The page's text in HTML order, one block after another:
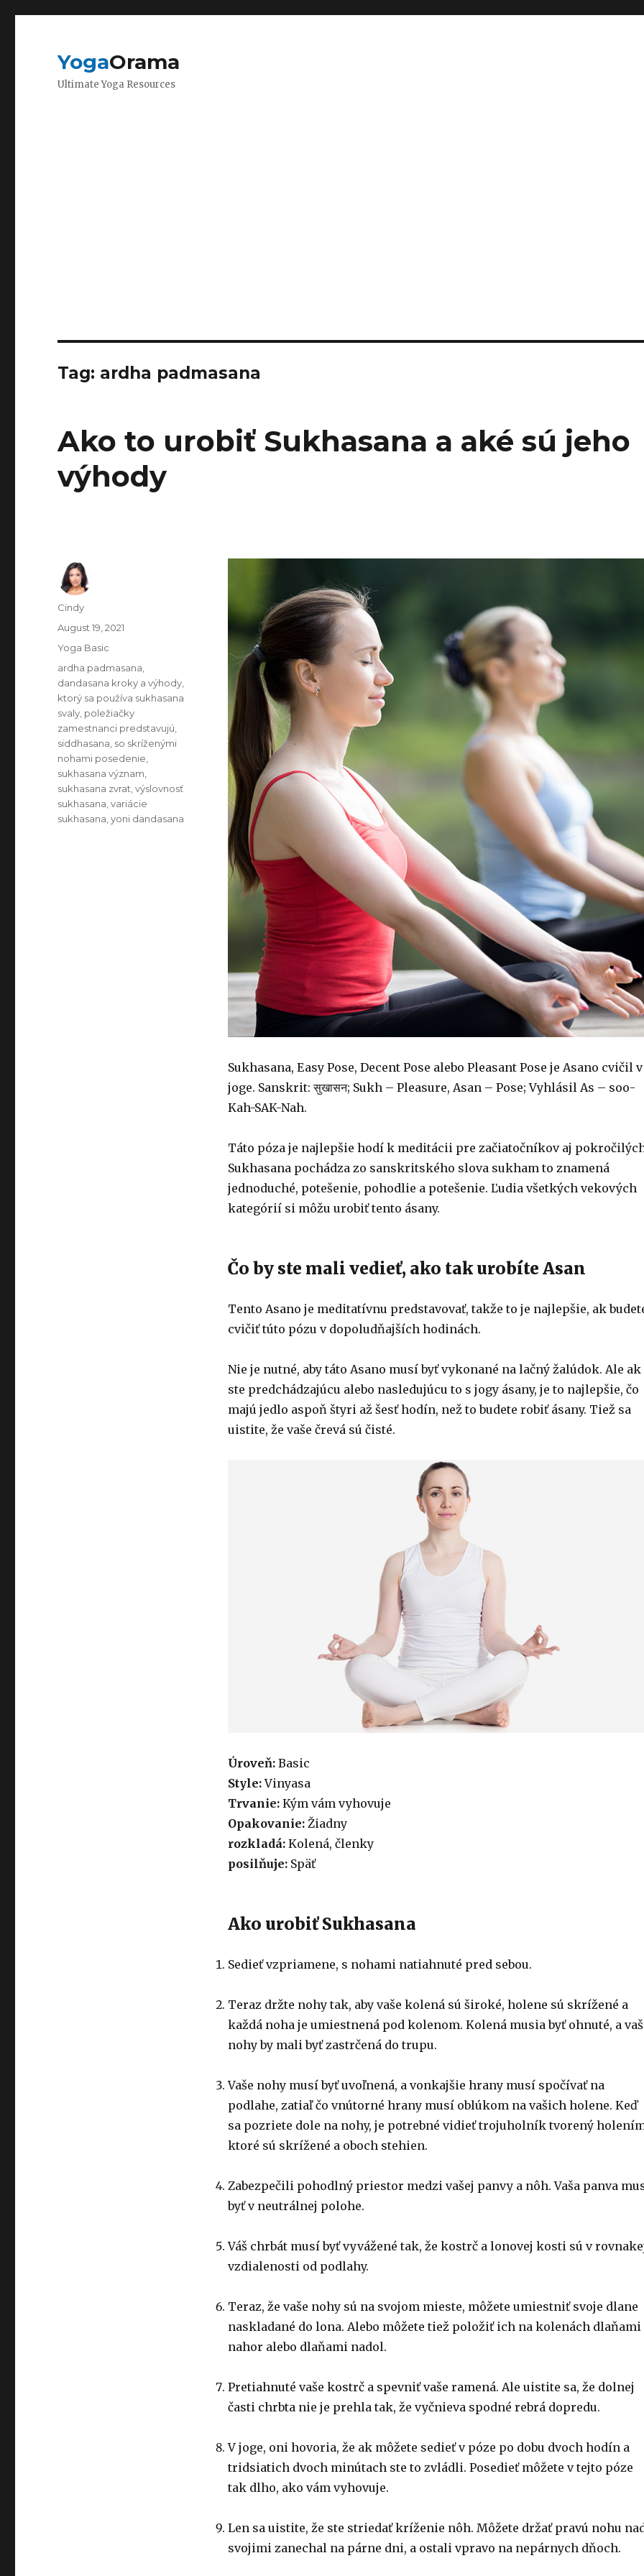
YogaOrama
Ultimate Yoga Resources
Tag: ardha padmasana
Ako to urobiť Sukhasana a aké sú jeho
výhody
Sukhasana, Easy Pose, Decent Pose alebo Pleasant Pose je Asano cvičil v
joge. Sanskrit: सुखासन; Sukh – Pleasure, Asan – Pose; Vyhlásil As – soo-
Kah-SAK-Nah.
Táto póza je najlepšie hodí k meditácii pre začiatočníkov aj
Sukhasana pochádza zo sanskritského slova sukham to znamená
jednoduché, potešenie, pohodlie a potešenie. Ľudia všetkých vekových
kategórií si môžu urobiť tento ásany.
Čo by ste mali vedieť, ako tak urobíte Asan
Tento Asano je meditatívnu predstavovať, takže to je najlepšie, ak
cvičiť túto pózu v dopoludňajších hodinách.
Nie je nutné, aby táto Asano musí byť vykonané na lačný žalúdok. Ale ak
ste predchádzajúcu alebo nasledujúcu to s jogy ásany, je to najlepšie, čo
majú jedlo aspoň štyri až šesť hodín, než to budete robiť ásany. Tiež sa
uistite, že vaše črevá sú čisté.
Úroveň:Basic
Style:Vinyasa
Trvanie:Kým vám vyhovuje
Opakovanie:Žiadny
rozkladá:Kolená, členky
posilňuje:Späť
Ako urobiť Sukhasana
Sedieť vzpriamene, s nohami natiahnuté pred sebou.
Teraz držte nohy tak, aby vaše kolená sú široké, holene sú skrížené a
každá noha je umiestnená pod kolenom. Kolená musia byť ohnuté, a
nohy by mali byť zastrčená do trupu.
Vaše nohy musí byť uvoľnená, a vonkajšie hrany musí spočívať na
podlahe, zatiaľ čo vnútorné hrany musí oblúkom na vašich holene. Keď
sa pozriete dole na nohy, je potrebné vidieť trojuholník tvorený
ktoré sú skrížené a oboch stehien.
Zabezpečili pohodlný priestor medzi vašej panvy a nôh. Vaša panva
byť v neutrálnej polohe.
Váš chrbát musí byť vyvážené tak, že kostrč a lonovej kosti sú v
vzdialenosti od podlahy.
Teraz, že vaše nohy sú na svojom mieste, môžete umiestniť svoje dlane
naskladané do lona. Alebo môžete tiež položiť ich na kolenách dlaňami
nahor alebo dlaňami nadol.
Pretiahnuté vaše kostrč a spevniť vaše ramená. Ale uistite sa, že dolnej
časti chrbta nie je prehla tak, že vyčnieva spodné rebrá dopredu.
V joge, oni hovoria, že ak môžete sedieť v póze po dobu dvoch hodín a
tridsiatich dvoch minútach ste to zvládli. Posedieť môžete v tejto póze
tak dlho, ako vám vyhovuje.
Len sa uistite, že ste striedať kríženie nôh. Môžete držať pravú nohu
svojimi zanechal na párne dni, a ostali vpravo na nepárnych dňoch.
Author
Cindy
Posted
August 19, 2021
Categories
Yoga Basic
Tags
ardha padmasana
dandasana kroky a výhody
ktorý sa používa sukhasana
svaly poležiačky
zamestnanci predstavujú
siddhasana so skríženými
nohami posedenie
sukhasana význam
sukhasana zvrat ,výslovnosť
sukhasana ,variácie
sukhasana ,yoni dandasana